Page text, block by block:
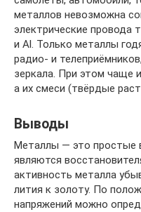
металлов невозможна
электрические провода
и Al. Только металлы
радио- и
зеркала. При этом чаще
а их смеси (твёрдые
Выводы
Металлы — это простые
являются
активность металла
лития к золоту. По
напряжений можно